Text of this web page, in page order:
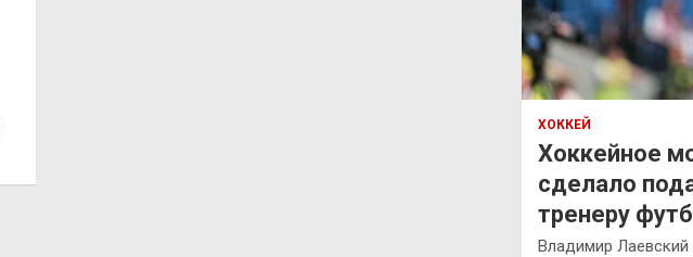
ХОККЕЙ
Хоккейное
сделало
тренеру
Владимир